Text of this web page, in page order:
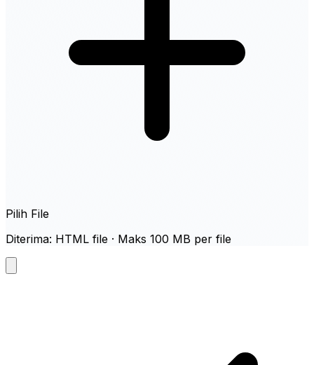
Pilih File
Diterima: HTML file · Maks 100 MB per file